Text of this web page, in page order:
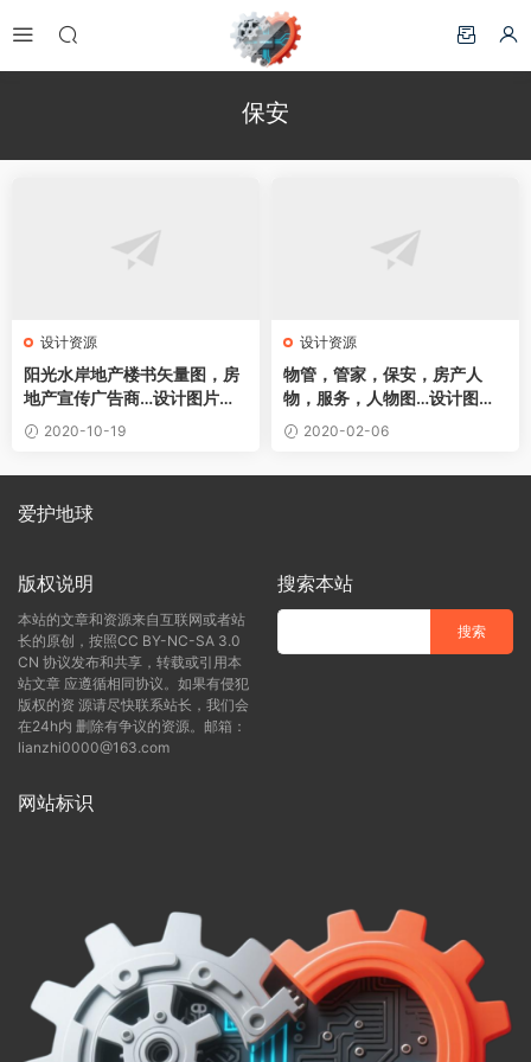
保安
设计资源
阳光水岸地产楼书矢量图，房
地产宣传广告商…设计图片素
材下载
2020-10-19
设计资源
物管，管家，保安，房产人
物，服务，人物图…设计图片
素材下载
2020-02-06
爱护地球
版权说明
本站的文章和资源来自互联网或者站
长的原创，按照CC BY-NC-SA 3.0
CN 协议发布和共享，转载或引用本
站文章 应遵循相同协议。如果有侵犯
版权的资 源请尽快联系站长，我们会
在24h内 删除有争议的资源。邮箱：
lianzhi0000@163.com
搜索本站
网站标识